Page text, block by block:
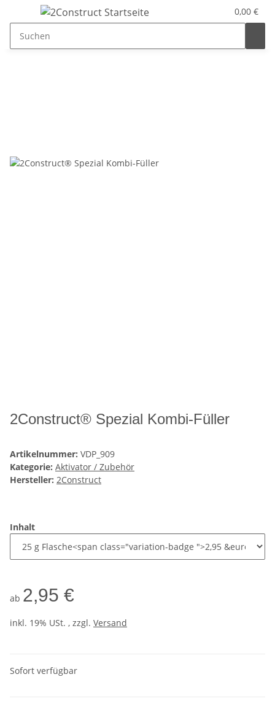
0,00 €
2Construct® Spezial Kombi-Füller
Artikelnummer: VDP_909
Kategorie: Aktivator / Zubehör
Hersteller: 2Construct
Inhalt
ab 2,95 €
inkl. 19% USt. , zzgl. Versand
Sofort verfügbar